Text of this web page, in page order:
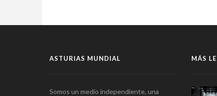
ASTURIAS MUNDIAL
Somos un medio independiente, una
MÁS